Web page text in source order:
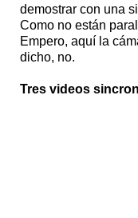
demostrar con una
Como no están
Empero, aquí la
dicho, no.
Tres videos